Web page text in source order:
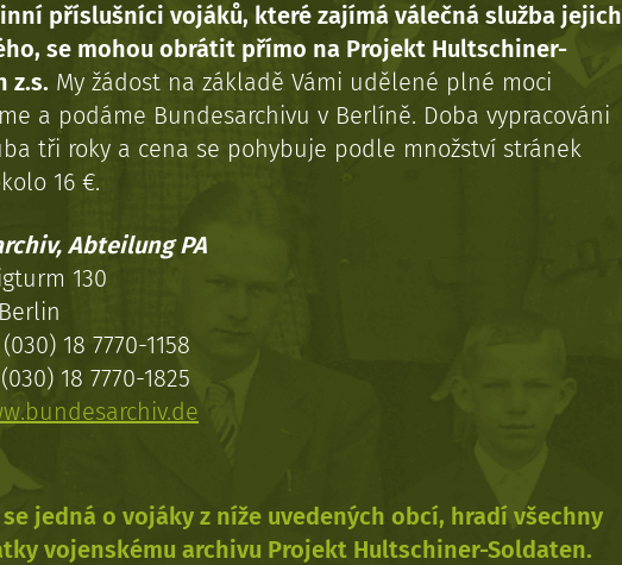
příslušníci vojáků, které zajímá válečná služba jejich
se mohou obrátit přímo na Projekt Hultschiner-
z.s. My žádost na základě Vámi udělené plné moci
a podáme Bundesarchivu v Berlíně. Doba vypracováni
tři roky a cena se pohybuje podle množství stránek
16 €.
Abteilung PA
130
18 7770-1158
18 7770-1825
se jedná o vojáky z níže uvedených obcí, hradí všechny
vojenskému archivu Projekt Hultschiner-Soldaten.